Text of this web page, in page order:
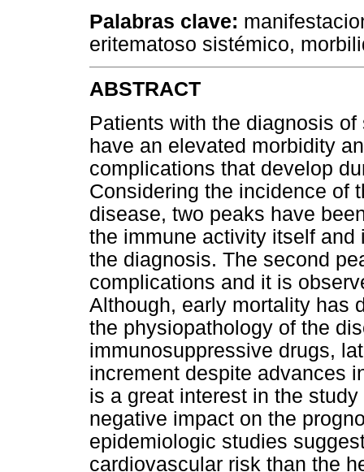
Palabras clave:
eritematoso sistémico,
ABSTRACT
Patients with the diagnosis
have an elevated morbidity
complications that develop
Considering the incidence of
disease, two peaks have
the immune activity itself
the diagnosis. The second
complications and it is
Although, early mortality has
the physiopathology of the
immunosuppressive drugs,
increment despite advances
is a great interest in the
negative impact on the
epidemiologic studies
cardiovascular risk than the